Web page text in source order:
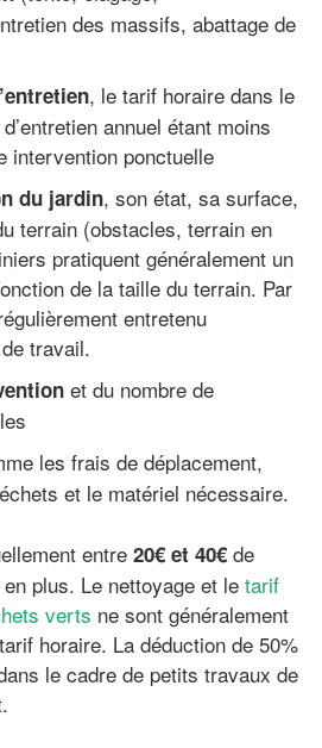
des massifs, abattage de
, le tarif horaire dans le
annuel étant moins
intervention ponctuelle
du jardin, son état, sa surface,
terrain (obstacles, terrain en
pratiquent généralement un
de la taille du terrain. Par
entretenu
travail.
et du nombre de
les frais de déplacement,
et le matériel nécessaire.
entre 20€ et 40€ de
plus. Le nettoyage et le tarif
verts ne sont généralement
horaire. La déduction de 50%
le cadre de petits travaux de